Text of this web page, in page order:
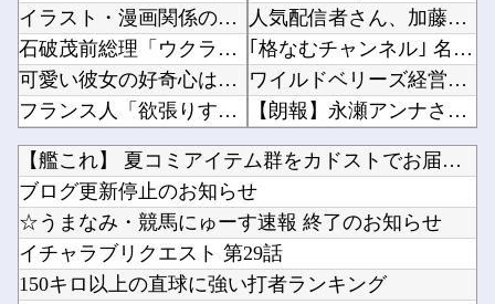
イラスト・漫画関係の仕事してるんだけど、「拾い物ですが」とか言ってTwitterで勝手に自...
石破茂前総理「ウクライナが核放棄しなければロシア侵攻しなかった」！
可愛い彼女の好奇心は止まらない。私がピアノの鍵盤を何度か叩いてみた → すると彼女はこうな...
フランス人「欲張りすぎだ」中村敬斗、ランス残留の可能性を会長が示唆！移籍金が交渉の壁に.....
【日向坂46】 騒然... 一般参加21歳女性、ネットニュースに
【ななし】 じーにあす、遊戯王で今月もダイヤ到達！『先生もう笑うしかなくなっとりますやん』...
職場の人妻と不倫をして、ついに、、、
人気配信者さん、加藤純一さんのファンに「RUSTでお気に入りの配信者が負けて嫌だよな？空気...
｢格なむチャンネル｣ 名古屋飯編公開ｷﾀ━(ﾟ∀ﾟ)━!【乃木坂46】他
ワイルドベリーズ経営陣、倉庫の商品を持ち出し「ドローン攻撃で焼失した」として処理…ロシア当...
【朗報】永瀬アンナさん、公式に次世代のエースとして認められる他
【怒報】国税庁「あのさぁ！君らがちゃんと納税してくれないとこうなっちゃうけどどうする？！」...
【ウマ娘】（8月LoH）もしかしてコンセって今回は微妙スキルだったりするか？他
Win11にできないWin10PCってさ他
メーカーはデカヘソ8個保留3個返しのミドル機を出せよ！！！！他
ちいかわ原作セイレーン編リアルタイム勢「つまんねえ」「ゴミ」「早く終われ」「ナガノに長編は...
【悲報】人助け中の男性を「犯罪ですよ！」と責めた女性、警察が来た瞬間逃げる他
【艦これ】 夏コミアイテム群をカドストでお届け！
ブログ更新停止のお知らせ
☆うまなみ・競馬にゅーす速報 終了のお知らせ
イチャラブリクエスト 第29話
150キロ以上の直球に強い打者ランキング